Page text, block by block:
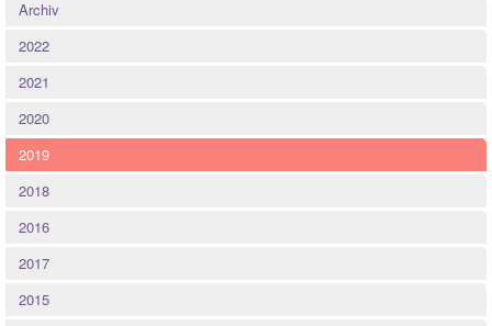
Gelebter Glaube
Quintessenz
Spirituelles
2025
2026
Archiv
2022
2021
2020
2019
2018
2016
2017
2015